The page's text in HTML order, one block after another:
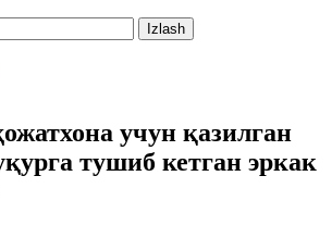
учун қазилган
тушиб кетган эркак